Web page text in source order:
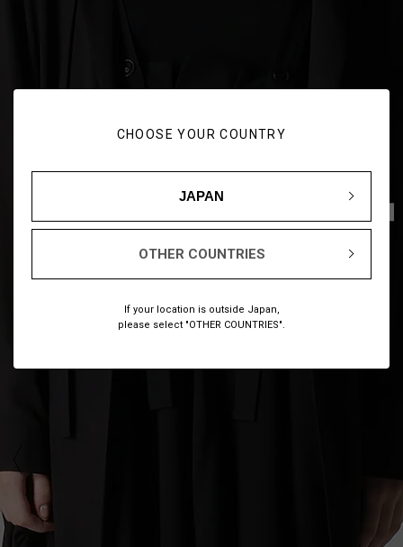
CHOOSE YOUR COUNTRY
JAPAN
OTHER COUNTRIES
If your location is outside Japan,
please select "OTHER COUNTRIES".